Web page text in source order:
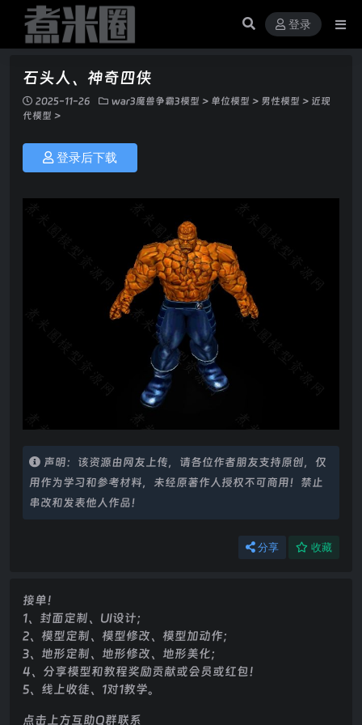
登录
石头人、神奇四侠
2025-11-26 war3魔兽争霸3模型 > 单位模型 > 男性模型 > 近现
代模型 >
登录后下载
声明：该资源由网友上传，请各位作者朋友支持原创，仅
用作为学习和参考材料，未经原著作人授权不可商用！禁止
串改和发表他人作品！
分享 收藏
接单！
1、封面定制、UI设计；
2、模型定制、模型修改、模型加动作；
3、地形定制、地形修改、地形美化；
4、分享模型和教程奖励贡献或会员或红包！
5、线上收徒、1对1教学。
点击上方互助Q群联系